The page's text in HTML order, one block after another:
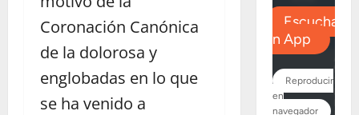
Coronación Canónica
de la dolorosa y
englobadas en lo que
se ha venido a